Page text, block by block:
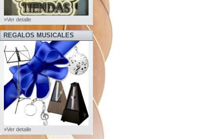
»Ver detalle
REGALOS MUSICALES
»Ver detalle